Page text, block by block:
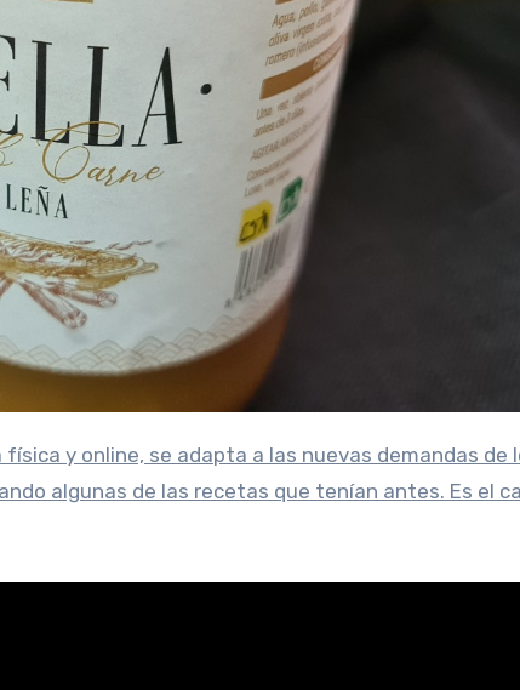
algunas de las recetas que tenían antes. Es el